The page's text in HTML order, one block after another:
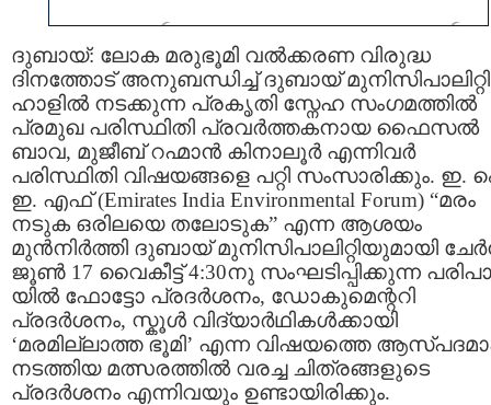
ദുബായ്: ലോക മരുഭൂമി വല്‍ക്കരണ വിരുദ്ധ
ദിനത്തോട് അനുബന്ധിച്ച് ദുബായ് മുനിസിപാലിറ്റി
ഹാളില്‍ നടക്കുന്ന പ്രകൃതി സ്നേഹ സംഗമത്തില്‍
പ്രമുഖ പരിസ്ഥിതി പ്രവര്‍ത്തകനായ ഫൈസല്‍
ബാവ, മുജീബ് റഹ്മാന്‍ കിനാലൂര്‍ എന്നിവര്‍
പരിസ്ഥിതി വിഷയങ്ങളെ പറ്റി സംസാരിക്കും.
ഇ. എഫ് (Emirates India Environmental Forum) “മരം
നടുക ഒരിലയെ തലോടുക” എന്ന ആശയം
മുന്‍നിര്‍ത്തി ദുബായ് മുനിസിപാലിറ്റിയുമായി
ജൂണ്‍ 17 വൈകീട്ട് 4:30നു സംഘടിപ്പിക്കുന്ന
യില്‍ ഫോട്ടോ പ്രദര്‍ശനം, ഡോകുമെന്ററി
പ്രദര്‍ശനം, സ്കൂള്‍ വിദ്യാര്‍ഥികള്‍ക്കായി
‘മരമില്ലാത്ത ഭൂമി’ എന്ന വിഷയത്തെ
നടത്തിയ മത്സരത്തില്‍ വരച്ച ചിത്രങ്ങളുടെ
പ്രദര്‍ശനം എന്നിവയും ഉണ്ടായിരിക്കും.